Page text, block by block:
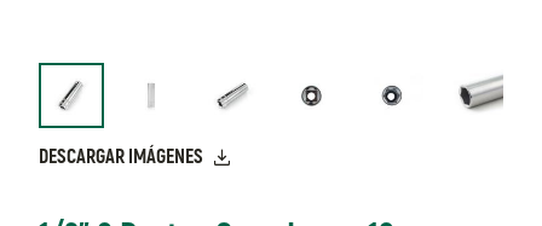
DESCARGAR IMÁGENES